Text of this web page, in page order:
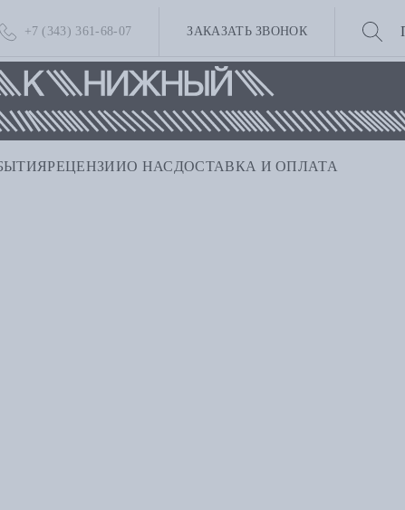
+7 (343) 361-68-07 ЗАКАЗАТЬ ЗВОНОК
РЕЦЕНЗИИО НАС ДОСТАВКА И ОПЛАТА